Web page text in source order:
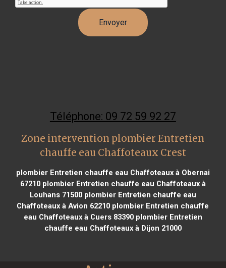
Téléphone: 09 72 59 92 27
Zone intervention plombier Entretien
chauffe eau Chaffoteaux Crest
plombier Entretien chauffe eau Chaffoteaux à Obernai
67210plombier Entretien chauffe eau Chaffoteaux à
Louhans 71500plombier Entretien chauffe eau
Chaffoteaux à Avion 62210 plombier Entretien chauffe
eau Chaffoteaux à Cuers 83390plombier Entretien
chauffe eau Chaffoteaux à Dijon 21000